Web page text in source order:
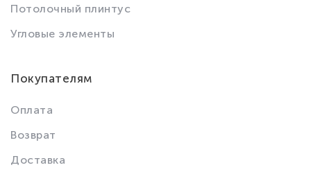
Потолочный плинтус
Угловые элементы
Покупателям
Оплата
Возврат
Доставка